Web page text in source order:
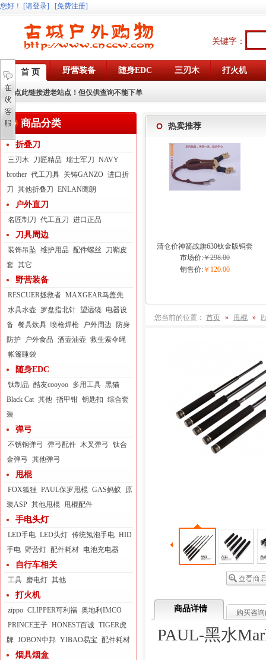
您好 ！ [请登录] [免费注册]
关键字：
首 页 野营装备 随身EDC 三刃木 打火机
点此链接进老站点！但仅供查询不能下单
商品分类
折叠刀
三刃木 刀匠精品 瑞士军刀 NAVY
brother 代工刀具 关铸GANZO 进口折
刀 其他折叠刀 ENLAN鹰朗
户外直刀
名匠制刀 代工直刀 进口正品
刀具周边
装饰吊坠 维护用品 配件螺丝
刀鞘皮
套 其它
野营装备
RESCUER拯救者 MAXGEAR马盖先
水具水壶 罗盘指北针 望远镜 电器设
备 餐具炊具 喷枪焊枪 户外周边
防身
防护
户外食品 酒壶油壶 救生索伞绳
帐篷睡袋
随身EDC
钛制品 酷友cooyoo 多用工具 黑猫
Black Cat 其他 指甲钳 钥匙扣 综合套
装
弹弓
不锈钢弹弓 弹弓配件 木叉弹弓
钛合
金弹弓
其他弹弓
甩棍
FOX狐狸 PAUL保罗甩棍 GAS蚂蚁
原
装ASP 其他甩棍 甩棍配件
手电头灯
LED手电 LED头灯 传统氖泡手电 HID
手电 野营灯 配件耗材 电池充电器
自行车相关
工具 磨电灯 其他
打火机
zippo CLIPPER可利福 奥地利IMCO
PRINCE王子 HONEST百诚 TIGER虎
牌 JOBON中邦 YIBAO易宝 配件耗材
烟具烟盒
热卖推荐
清仓价神箭战旗630钛金版铜套
弓眼反曲球卡六股弹弓
市场价:￥298.00
销售价: ￥120.00
您当前的位置： 首页 » 甩棍 »
商品详情 购买咨询
PAUL-黑水